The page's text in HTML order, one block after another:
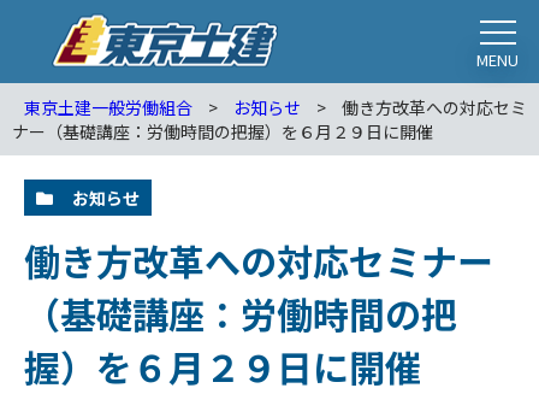
MENU
東京土建一般労働組合 > お知らせ >
働き方改革への対応セミ
ナー（基礎講座：労働時間の把握）を６月２９日に開催
お知らせ
働き方改革への対応セミナー
（基礎講座：労働時間の把
握）を６月２９日に開催